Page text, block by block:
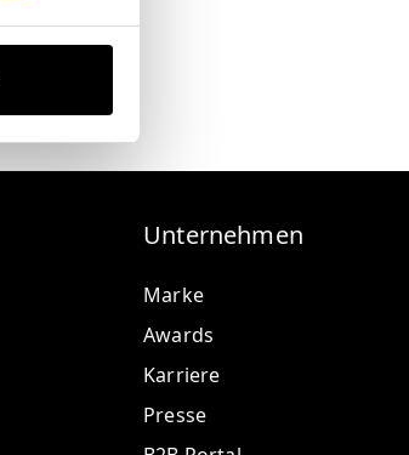
Unternehmen
Marke
Awards
Karriere
Presse